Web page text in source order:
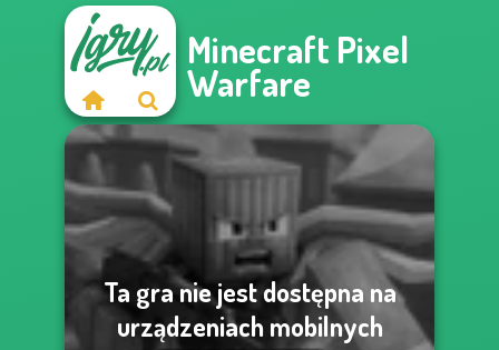
Minecraft Pixel
Warfare
Ta gra nie jest dostępna na
urządzeniach mobilnych